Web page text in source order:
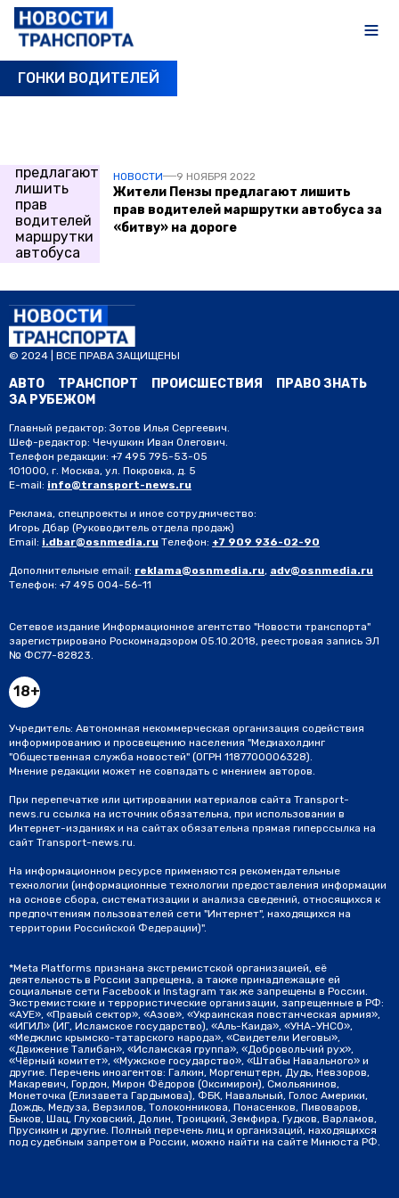
ГОНКИ ВОДИТЕЛЕЙ
НОВОСТИ 9 НОЯБРЯ 2022
Жители Пензы предлагают лишить
прав водителей маршрутки автобуса за
«битву» на дороге
© 2024 | ВСЕ ПРАВА ЗАЩИЩЕНЫ
АВТО ТРАНСПОРТ ПРОИСШЕСТВИЯ
ПРАВО ЗНАТЬ
ЗА РУБЕЖОМ
Главный редактор: Зотов Илья Сергеевич.
Шеф-редактор: Чечушкин Иван Олегович.
Телефон редакции: +7 495 795-53-05
101000, г. Москва, ул. Покровка, д. 5
E-mail: info@transport-news.ru
Реклама, спецпроекты и иное сотрудничество:
Игорь Дбар (Руководитель отдела продаж)
Email: i.dbar@osnmedia.ru Телефон: +7 909 936-02-90
Дополнительные email: reklama@osnmedia.ru, adv@osnmedia.ru
Телефон: +7 495 004-56-11
Сетевое издание Информационное агентство "Новости транспорта"
зарегистрировано Роскомнадзором 05.10.2018, реестровая запись ЭЛ
№ ФС77-82823.
18+
Учредитель: Автономная некоммерческая организация содействия
информированию и просвещению населения "Медиахолдинг
"Общественная служба новостей" (ОГРН 1187700006328).
Мнение редакции может не совпадать с мнением авторов.
При перепечатке или цитировании материалов сайта Transport-
news.ru ссылка на источник обязательна, при использовании в
Интернет-изданиях и на сайтах обязательна прямая гиперссылка на
сайт Transport-news.ru.
На информационном ресурсе применяются рекомендательные
технологии (информационные технологии предоставления информации
на основе сбора, систематизации и анализа сведений, относящихся к
предпочтениям пользователей сети "Интернет", находящихся на
территории Российской Федерации)".
*Meta Platforms признана экстремистской организацией, её
деятельность в России запрещена, а также принадлежащие ей
социальные сети Facebook и Instagram так же запрещены в России.
Экстремистские и террористические организации, запрещенные в РФ:
«АУЕ», «Правый сектор», «Азов», «Украинская повстанческая армия»,
«ИГИЛ» (ИГ, Исламское государство), «Аль-Каида», «УНА-УНСО»,
«Меджлис крымско-татарского народа», «Свидетели Иеговы»,
«Движение Талибан», «Исламская группа», «Добровольчий рух»,
«Чёрный комитет», «Мужское государство», «Штабы Навального» и
другие. Перечень иноагентов: Галкин, Моргенштерн, Дудь, Невзоров,
Макаревич, Гордон, Мирон Фёдоров (Оксимирон), Смольянинов,
Монеточка (Елизавета Гардымова), ФБК, Навальный, Голос Америки,
Дождь, Медуза, Верзилов, Толоконникова, Понасенков, Пивоваров,
Быков, Шац, Глуховский, Долин, Троицкий, Земфира, Гудков, Варламов,
Прусикин и другие. Полный перечень лиц и организаций, находящихся
под судебным запретом в России, можно найти на сайте Минюста РФ.